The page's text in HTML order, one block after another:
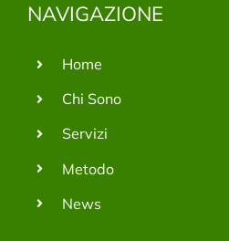
NAVIGAZIONE
Home
Chi Sono
Servizi
Metodo
News